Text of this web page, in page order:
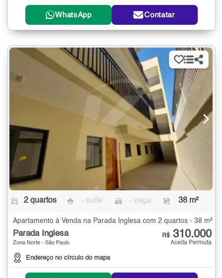
WhatsApp Contatar
2 quartos - suíte - vaga 38 m²
Apartamento à Venda na Parada Inglesa com 2 quartos - 38 m²
Parada Inglesa
Zona Norte - São Paulo
Endereço no círculo do mapa
R$ 310.000
Aceita Permuta